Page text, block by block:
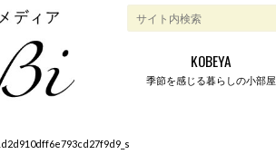
季節を感じる暮らしの小部屋
KOBEYA